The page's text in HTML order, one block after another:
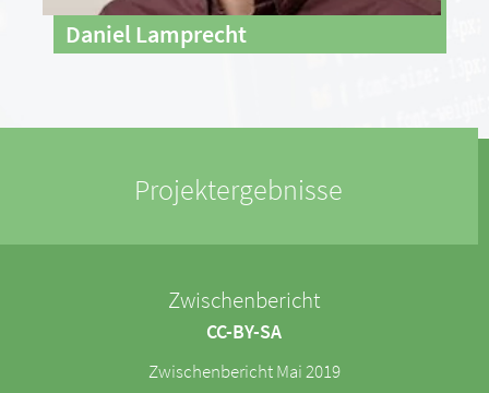
Daniel Lamprecht
Projektergebnisse
Zwischenbericht
CC-BY-SA
Zwischenbericht Mai 2019